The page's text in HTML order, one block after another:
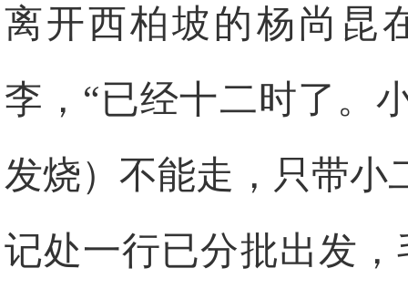
离开西柏坡的杨尚昆
李，“已经十二时了。
发烧）不能走，只带小
记处一行已分批出发